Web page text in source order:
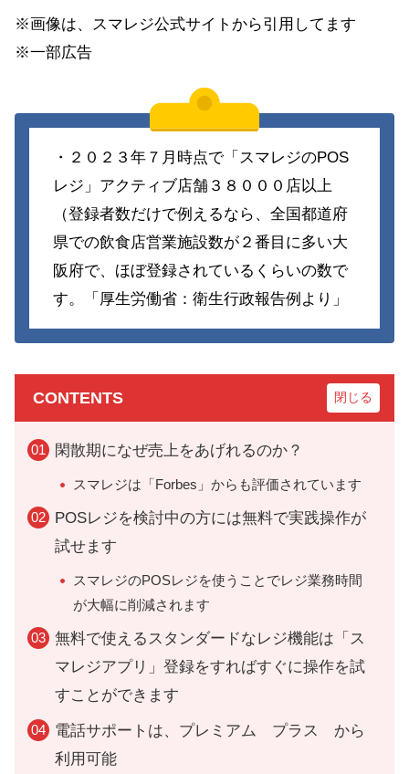
※画像は、スマレジ公式サイトから引用してます
※一部広告
・２０２３年７月時点で「スマレジのPOS
レジ」アクティブ店舗３８０００店以上
（登録者数だけで例えるなら、全国都道府
県での飲食店営業施設数が２番目に多い大
阪府で、ほぼ登録されているくらいの数で
す。「厚生労働省：衛生行政報告例より」
CONTENTS
閑散期になぜ売上をあげれるのか？
スマレジは「Forbes」からも評価されています
POSレジを検討中の方には無料で実践操作が
試せます
スマレジのPOSレジを使うことでレジ業務時間
が大幅に削減されます
無料で使えるスタンダードなレジ機能は「ス
マレジアプリ」登録をすればすぐに操作を試
すことができます
電話サポートは、プレミアム プラス から
利用可能